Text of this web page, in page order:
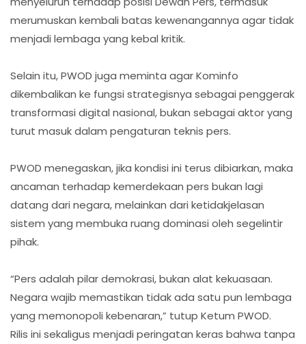
merumuskan kembali batas kewenangannya agar tidak
menjadi lembaga yang kebal kritik.
Selain itu, PWOD juga meminta agar Kominfo
dikembalikan ke fungsi strategisnya sebagai penggerak
transformasi digital nasional, bukan sebagai aktor yang
turut masuk dalam pengaturan teknis pers.
PWOD menegaskan, jika kondisi ini terus dibiarkan, maka
ancaman terhadap kemerdekaan pers bukan lagi
datang dari negara, melainkan dari ketidakjelasan
sistem yang membuka ruang dominasi oleh segelintir
pihak.
“Pers adalah pilar demokrasi, bukan alat kekuasaan.
Negara wajib memastikan tidak ada satu pun lembaga
yang memonopoli kebenaran,” tutup Ketum PWOD.
Rilis ini sekaligus menjadi peringatan keras bahwa tanpa